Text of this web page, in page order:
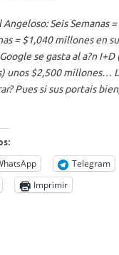
Seis Semanas
= $1,040 millones en
se gasta al a?n
unos $2,500 millones…
Pues si sus portais
Telegram
Imprimir